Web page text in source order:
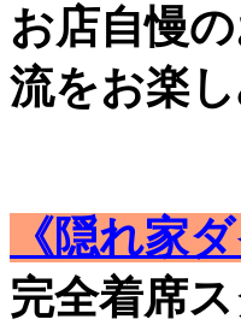
お店自慢
流をお楽
《隠れ家
完全着席